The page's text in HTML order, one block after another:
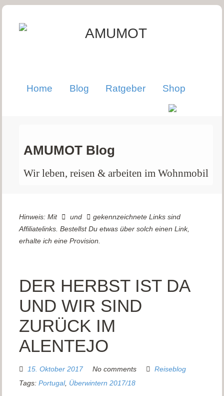
Home Blog Ratgeber Shop
AMUMOT Blog
Wir leben, reisen & arbeiten im Wohnmobil
Hinweis: Mit und
gekennzeichnete Links sind
Affiliatelinks. Bestellst Du etwas über solch einen Link,
erhalte ich eine Provision.
DER HERBST IST DA
UND WIR SIND
ZURÜCK IM
ALENTEJO
15. Oktober 2017 No comments
Reiseblog
Tags:Portugal, Überwintern 2017/18